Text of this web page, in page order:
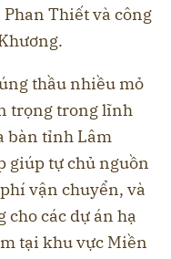
Thiết và công
thầu nhiều mỏ
trọng trong lĩnh
bàn tỉnh Lâm
giúp tự chủ nguồn
vận chuyển, và
cho các dự án hạ
tại khu vực Miền